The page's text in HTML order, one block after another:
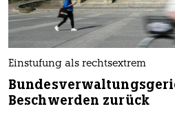
Einstufung als rechtsextrem
Beschwerden zurück